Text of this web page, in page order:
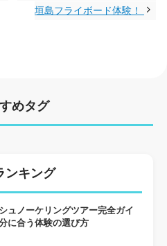
垣島フライボード体験！
めタグ
ンキング
ュノーケリングツアー完全ガイ
に合う体験の選び方